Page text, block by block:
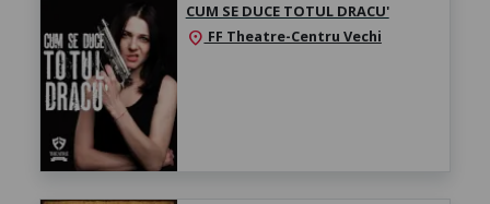
CUM SE DUCE TOTUL DRACU'
location_on FF Theatre-Centru Vechi